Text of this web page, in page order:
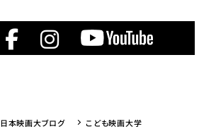
日本映画大ブログ こども映画大学